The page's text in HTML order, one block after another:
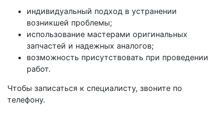
индивидуальный подход в устранении
возникшей проблемы;
использование мастерами оригинальных
запчастей и надежных аналогов;
возможность присутствовать при проведении
работ.
Чтобы записаться к специалисту, звоните по
телефону.